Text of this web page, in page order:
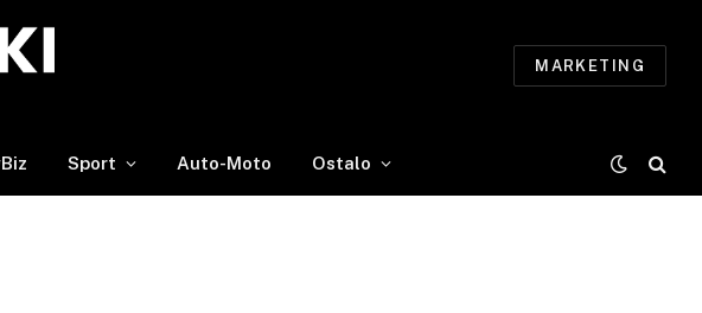
MARKETING
Sport Auto-Moto Ostalo